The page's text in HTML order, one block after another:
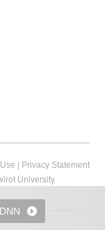
| Privacy Statement
University